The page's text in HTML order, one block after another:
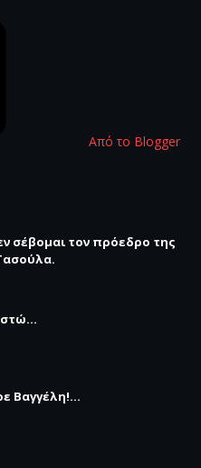
Από το Blogger
σέβομαι τον πρόεδρο της
Βαγγέλη!...